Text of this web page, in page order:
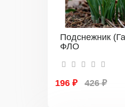
Подснежник
ФЛО
196 ₽ 426 ₽